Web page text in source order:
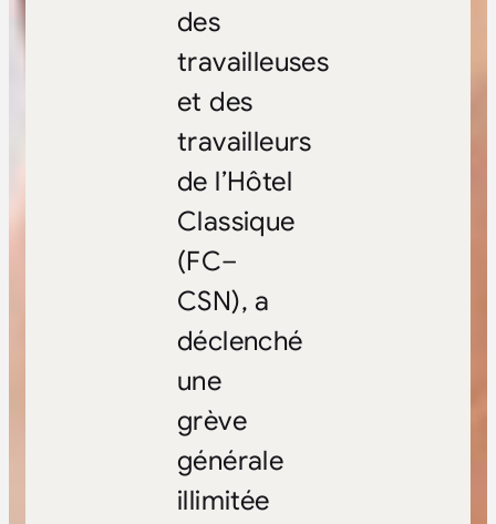
des
travailleuses
et des
travailleurs
de l’Hôtel
Classique
(FC–
CSN), a
déclenché
une
grève
générale
illimitée